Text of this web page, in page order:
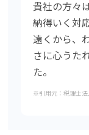
貴社の方々
納得いく対
遠くから、
さに心うた
た。
※引用元：税理士